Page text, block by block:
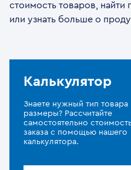
стоимость товаров,
или узнать больше о
Калькулятор
Знаете нужный тип товара
размеры? Рассчитайте
самостоятельно
заказа с помощью нашего
калькулятора.